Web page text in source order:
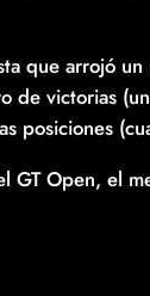
que arrojó
de victorias
posiciones
Open, el